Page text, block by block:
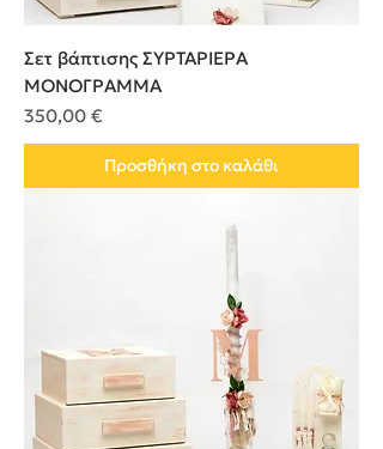
Σετ βάπτισης ΣΥΡΤΑΡΙΕΡΑ
ΜΟΝΟΓΡΑΜΜΑ
Τιμή
350,00 €
Προσθήκη στο καλάθι